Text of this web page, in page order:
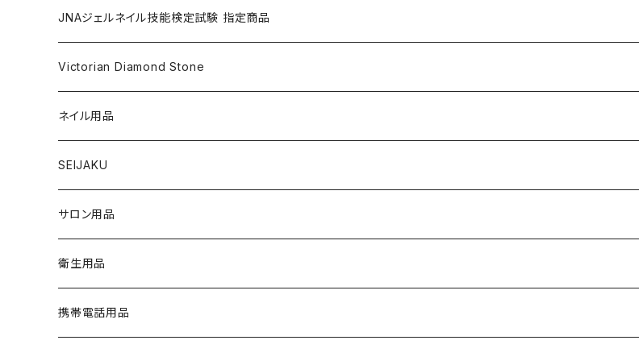
ACRYLIC POWDER（アクリルパウダー）
NAIL LIQUID（ネイルリキッド）
DIP & COLOR ACRYLIC POWDERS
DIP AND COLOR ACRYLIC POWDERS
KITS（キット）
GEL（ジェル）
SYNERGY GEL（シナジージェル）
PRECISION GEL APPLICATORS
ACCESSORIES（アクセサリー）
E-FILE & BITS（電子ファイルとビット）
DUST COLLECTOR（集塵機）
NAIL POLISH（ネイルポリッシュ）
YN NAIL POLISH（ネイルポリッシュ）
YN CONVERSIONS（別のヤングネイルズ）
NAIL ART（ネイルアート）
YN ART GLITTERS（アートグリッター）
YN ART MYLARS（アートマイラー）
PREPS & TREATMENTS
BRUSH CAP（ブラシキャップ）
nana kara petit [1g] （ナナカラ プチ）
フィルインジェル
クリアジェル
ネイルパーツ
ネイルストーンパーツ
NAIL TIPS
NAIL TOOL
ブラシ
ネイルファイル
NAIL PREPS
LED/UVライト
3Dジェル
ベースジェル
NAIL ART
ネイルパーツ
パウダー
NAIL TOOL
フットファイル
NAIL PREPS
セット
単品
JNAジェルネイル技能検定試験 指定商品
クリアジェル
カラージェル 赤指定色
Victorian Diamond Stone
50粒入り
1,440粒入り（大容量）
スノーフレイクシリーズ
ビジューシリーズ
ネイル用品
コリンスキー アクリルブラシ
浦和工業・ウラワ（URAWA）
スワロフスキー
Twinkle Cap（トゥインクルキャップ）
SEIJAKU
SHIRT
T-SHIRT
サロン用品
衛生用品
携帯電話用品